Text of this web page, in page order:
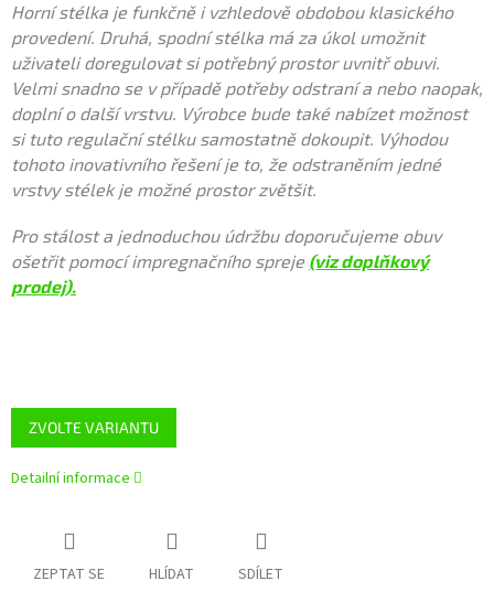
ZVOLTE VARIANTU
Horní stélka je funkčně i vzhledově obdobou klasického
provedení. Druhá, spodní stélka má za úkol umožnit
uživateli doregulovat si potřebný prostor uvnitř obuvi.
Velmi snadno se v případě potřeby odstraní a nebo naopak,
doplní o další vrstvu. Výrobce bude také nabízet možnost
si tuto regulační stélku samostatně dokoupit. Výhodou
tohoto inovativního řešení je to, že odstraněním jedné
vrstvy stélek je možné prostor zvětšit.
Pro stálost a jednoduchou údržbu doporučujeme obuv
ošetřit pomocí impregnačního spreje (viz doplňkový
prodej).
Detailní informace
ZEPTAT SE HLÍDAT SDÍLET